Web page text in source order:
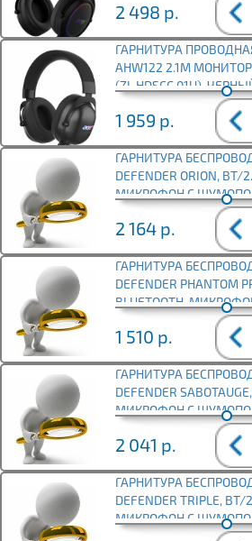
2 498 р.
ГАРНИТУРА
AHW122 2.1М
(ZL.HDSCC.01U),
1 959 р.
ГАРНИТУРА
DEFENDER ORION, BT/
МИКРОФОН С
2 164 р.
ГАРНИТУРА
DEFENDER PHANTOM
BLUETOOTH,
ШУМОПОДАВЛЕНИЕМ,
1 510 р.
ГАРНИТУРА
DEFENDER
МИКРОФОН С
2 041 р.
ГАРНИТУРА
DEFENDER TRIPLE, BT/
МИКРОФОН С